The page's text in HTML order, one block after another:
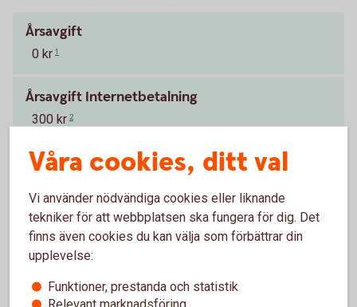
Årsavgift
0 kr 1
Årsavgift Internetbetalning
300 kr 2
Pris för tillvalstjänster tillkommer. Tillbaka
Ingår utan kostnad i våra kundpaket. Tillbaka
Prislista betalningstjänster för
Våra cookies, ditt val
Vi använder nödvändiga cookies eller liknande
tekniker för att webbplatsen ska fungera för dig. Det
finns även cookies du kan välja som förbättrar din
upplevelse:
Funktioner, prestanda och statistik
Relevant marknadsföring